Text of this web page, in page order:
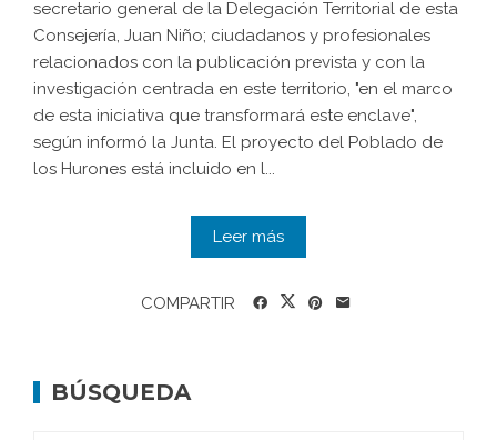
secretario general de la Delegación Territorial de esta
Consejería, Juan Niño; ciudadanos y profesionales
relacionados con la publicación prevista y con la
investigación centrada en este territorio, "en el marco
de esta iniciativa que transformará este enclave",
según informó la Junta. El proyecto del Poblado de
los Hurones está incluido en l...
Leer más
COMPARTIR
BÚSQUEDA